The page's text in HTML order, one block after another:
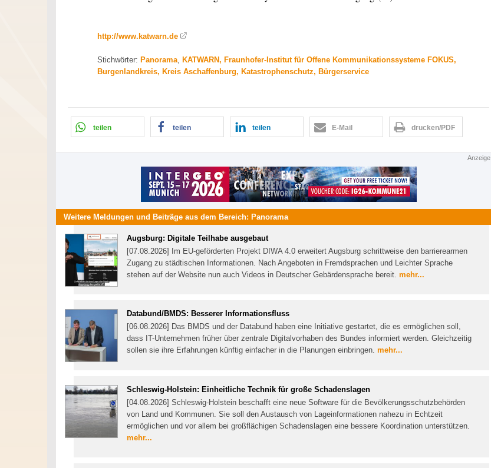
http://www.katwarn.de
Stichwörter: Panorama, KATWARN, Fraunhofer-Institut für Offene Kommunikationssysteme FOKUS,
Burgenlandkreis, Kreis Aschaffenburg, Katastrophenschutz, Bürgerservice
teilen teilen teilen E-Mail drucken/PDF
Anzeige
Weitere Meldungen und Beiträge aus dem Bereich: Panorama
Augsburg: Digitale Teilhabe ausgebaut
[07.08.2026] Im EU-geförderten Projekt DIWA 4.0 erweitert Augsburg schrittweise den barrierearmen
Zugang zu städtischen Informationen. Nach Angeboten in Fremdsprachen und Leichter Sprache
stehen auf der Website nun auch Videos in Deutscher Gebärdensprache bereit. mehr...
Databund/BMDS: Besserer Informationsfluss
[06.08.2026] Das BMDS und der Databund haben eine Initiative gestartet, die es ermöglichen soll,
dass IT-Unternehmen früher über zentrale Digitalvorhaben des Bundes informiert werden. Gleichzeitig
sollen sie ihre Erfahrungen künftig einfacher in die Planungen einbringen. mehr...
Schleswig-Holstein: Einheitliche Technik für große Schadenslagen
[04.08.2026] Schleswig-Holstein beschafft eine neue Software für die Bevölkerungsschutzbehörden
von Land und Kommunen. Sie soll den Austausch von Lageinformationen nahezu in Echtzeit
ermöglichen und vor allem bei großflächigen Schadenslagen eine bessere Koordination unterstützen.
mehr...